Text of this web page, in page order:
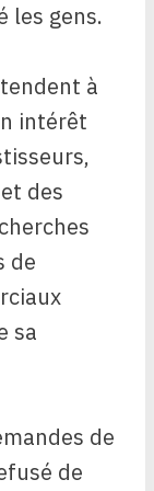
les gens.
à
intérêt
des
de
sa
de
de